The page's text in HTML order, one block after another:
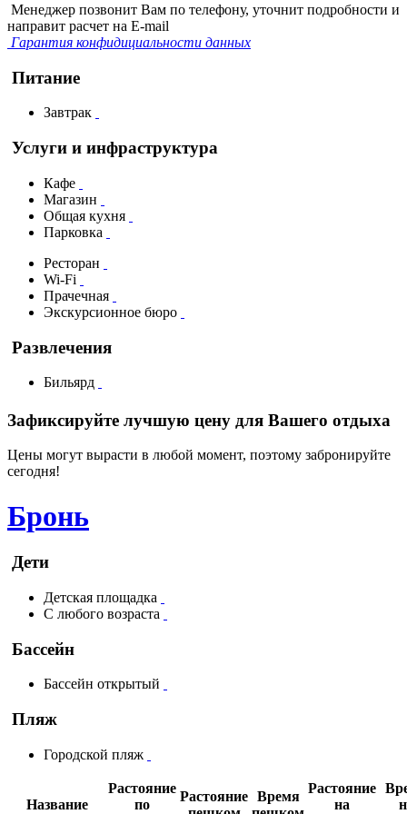
Менеджер позвонит Вам по телефону, уточнит подробности и
направит расчет на E-mail
Гарантия конфидициальности данных
Питание
Завтрак
Услуги и инфраструктура
Кафе
Магазин
Общая кухня
Парковка
Ресторан
Wi-Fi
Прачечная
Экскурсионное бюро
Развлечения
Бильярд
Зафиксируйте лучшую цену для Вашего отдыха
Цены могут вырасти в любой момент, поэтому забронируйте
сегодня!
Бронь
Дети
Детская площадка
С любого возраста
Бассейн
Бассейн открытый
Пляж
Городской пляж
Название
Растояние
по
Растояние Время
Растояние
на